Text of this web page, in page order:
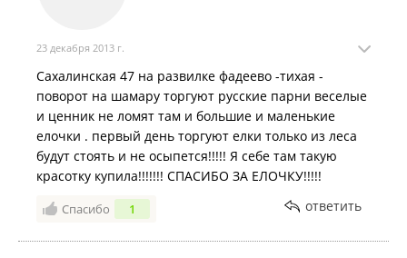
23 декабря 2013 г.
Сахалинская 47 на развилке фадеево -тихая -
поворот на шамару торгуют русские парни веселые
и ценник не ломят там и большие и маленькие
елочки . первый день торгуют елки только из леса
будут стоять и не осыпется!!!!! Я себе там такую
красотку купила!!!!!!! СПАСИБО ЗА ЕЛОЧКУ!!!!!
Спасибо 1 ответить